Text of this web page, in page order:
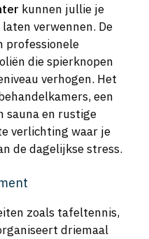
kunnen jullie je
verwennen. De
professionele
die spierknopen
verhogen. Het
een
sauna en rustige
verlichting waar je
de dagelijkse stress.
zoals tafeltennis,
driemaal